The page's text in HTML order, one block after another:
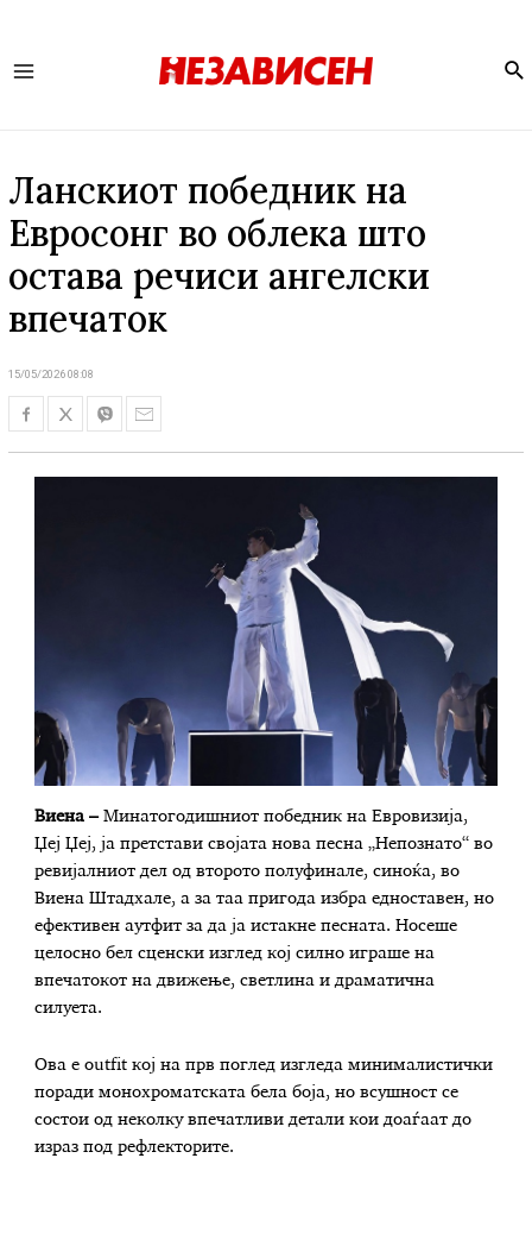
Ланскиот победник на
Евросонг во облека што
остава речиси ангелски
впечаток
15/05/2026 08:08
Виена –Минатогодишниот победник на Евровизија,
Џеј Џеј, ја претстави својата нова песна „Непознато“ во
ревијалниот дел од второто полуфинале, синоќа, во
Виена Штадхале, а за таа пригода избра едноставен, но
ефективен аутфит за да ја истакне песната. Носеше
целосно бел сценски изглед кој силно играше на
впечатокот на движење, светлина и драматична
силуета.
Ова е outfit кој на прв поглед изгледа минималистички
поради монохроматската бела боја, но всушност се
состои од неколку впечатливи детали кои доаѓаат до
израз под рефлекторите.